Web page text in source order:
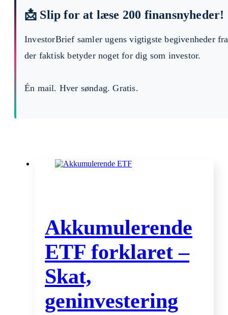
📩 Slip for at læse 200 finansnyheder!
InvestorBrief samler ugens vigtigste begivenheder
der faktisk betyder noget for dig som investor.
Én mail. Hver søndag. Gratis.
Akkumulerende
ETF forklaret –
Skat,
geninvestering